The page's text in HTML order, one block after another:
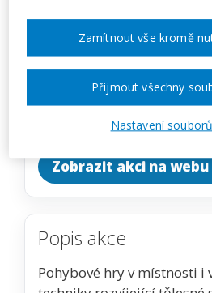
MÍSTO
ONLINE
Zobrazit akci na
Popis akce
Pohybové hry v místnosti i
Nastavení
Zamítnout vše kromě
Přijmout všechny